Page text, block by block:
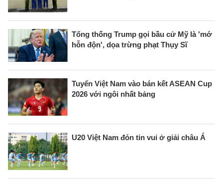
Tổng thống Trump gọi bầu cử Mỹ là 'mớ
hỗn độn', dọa trừng phạt Thụy Sĩ
Tuyển Việt Nam vào bán kết ASEAN Cup
2026 với ngôi nhất bảng
U20 Việt Nam đón tin vui ở giải châu Á